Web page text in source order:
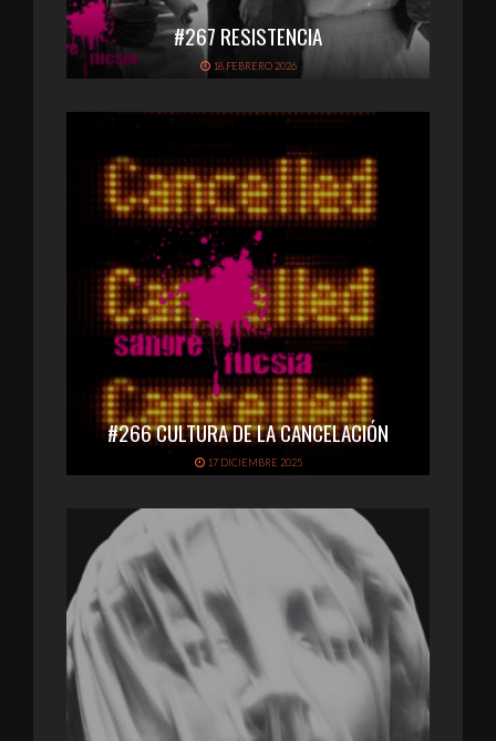
#267 RESISTENCIA
18 FEBRERO 2026
#266 CULTURA DE LA CANCELACIÓN
17 DICIEMBRE 2025